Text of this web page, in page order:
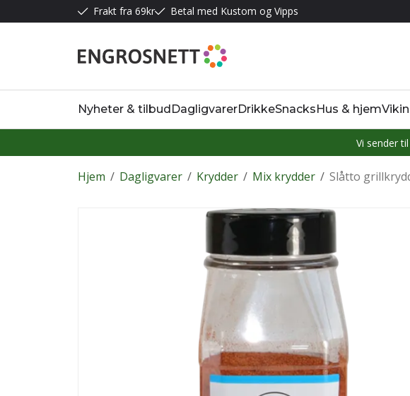
Frakt fra 69kr Betal med Kustom og Vipps
Nyheter & tilbudDagligvarerDrikkeSnacksHus & hjem
Vi sender
/
Hjem /
Dagligvarer /
Krydder /
Mix krydder Slåtto